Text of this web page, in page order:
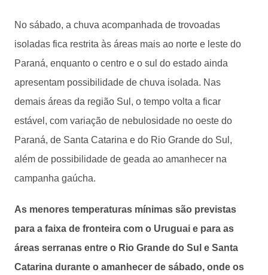
No sábado, a chuva acompanhada de trovoadas
isoladas fica restrita às áreas mais ao norte e leste do
Paraná, enquanto o centro e o sul do estado ainda
apresentam possibilidade de chuva isolada. Nas
demais áreas da região Sul, o tempo volta a ficar
estável, com variação de nebulosidade no oeste do
Paraná, de Santa Catarina e do Rio Grande do Sul,
além de possibilidade de geada ao amanhecer na
campanha gaúcha.
As menores temperaturas mínimas são previstas
para a faixa de fronteira com o Uruguai e para as
áreas serranas entre o Rio Grande do Sul e Santa
Catarina durante o amanhecer de sábado, onde os